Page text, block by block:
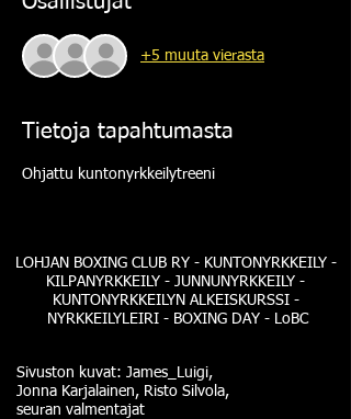
+5 muuta vierasta
Tietoja tapahtumasta
Ohjattu kuntonyrkkeilytreeni
LOHJAN BOXING CLUB RY - KUNTONYRKKEILY -
KILPANYRKKEILY - JUNNUNYRKKEILY -
KUNTONYRKKEILYN ALKEISKURSSI -
NYRKKEILYLEIRI - BOXING DAY - LoBC
Sivuston kuvat: James_Luigi,
Jonna Karjalainen, Risto Silvola,
seuran valmentajat